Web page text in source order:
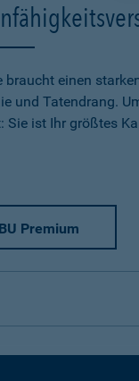
braucht einen
und Tatendrang.
Sie ist Ihr größtes
Premium